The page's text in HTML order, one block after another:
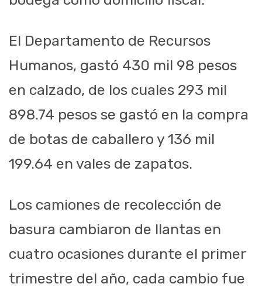
El Departamento de Recursos
Humanos, gastó 430 mil 98 pesos
en calzado, de los cuales 293 mil
898.74 pesos se gastó en la compra
de botas de caballero y 136 mil
199.64 en vales de zapatos.
Los camiones de recolección de
basura cambiaron de llantas en
cuatro ocasiones durante el primer
trimestre del año, cada cambio fue